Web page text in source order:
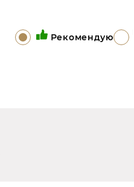
Рекомендую